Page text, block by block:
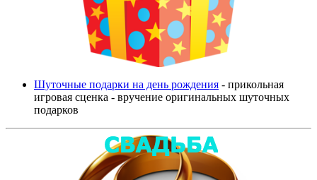
Шуточные подарки на день рождения - прикольная
игровая сценка - вручение оригинальных шуточных
подарков